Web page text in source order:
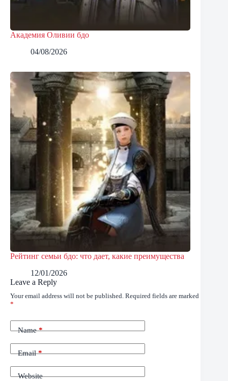
Академия Оливии бдо
04/08/2026
Рейтинг семьи бдо: что дает, какие преимущества
12/01/2026
Leave a Reply
Your email address will not be published. Required fields are marked
*
Name*
Email*
Website